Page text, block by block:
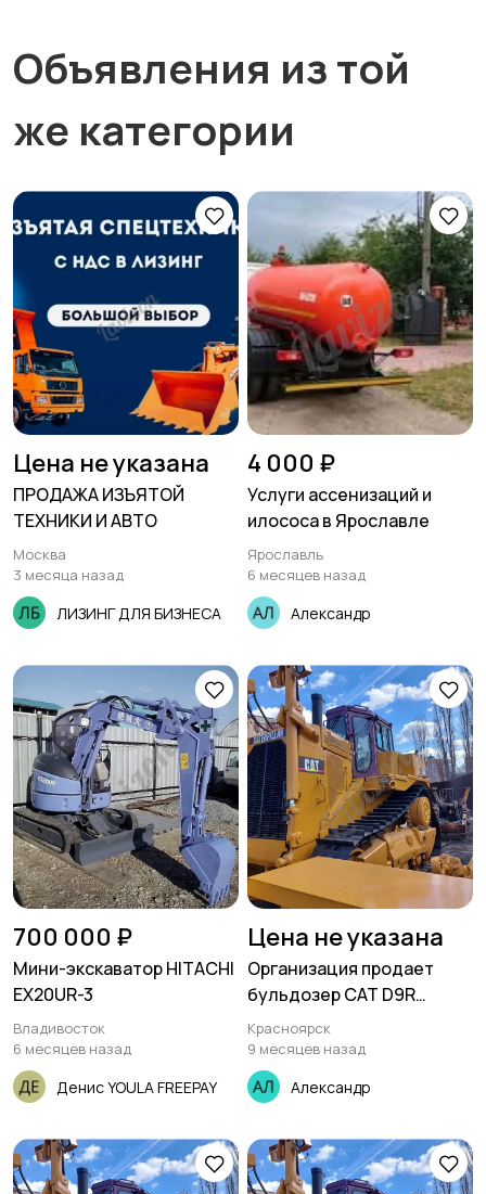
Объявления из той
же категории
Цена не указана
ПРОДАЖА ИЗЪЯТОЙ
ТЕХНИКИ И АВТО
Москва
3 месяца назад
ЛИЗИНГ ДЛЯ БИЗНЕСА
4 000 ₽
Услуги ассенизаций и
илососа в Ярославле
Ярославль
6 месяцев назад
Александр
700 000 ₽
Мини-экскаватор HITACHI
EX20UR-3
Владивосток
6 месяцев назад
Денис YOULA FREEPAY
Цена не указана
Организация продает
бульдозер CAT D9R
отличном состоянии
Красноярск
9 месяцев назад
Александр